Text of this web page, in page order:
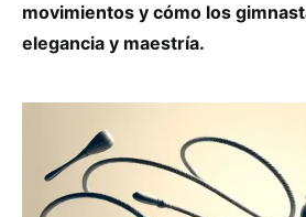
movimientos y cómo los
elegancia y maestría.